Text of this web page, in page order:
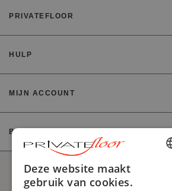
PRIVATEFLOOR
HULP
MIJN ACCOUNT
BETALING
PRIVATEFLOOR IS DE EERSTE
Deze website maakt
gebruik van cookies.